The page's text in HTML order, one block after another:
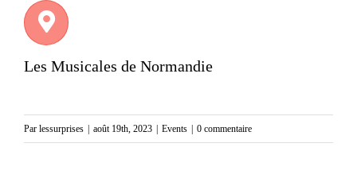
Les Musicales de Normandie
Par lessurprises | août 19th, 2023 | Events | 0 commentaire